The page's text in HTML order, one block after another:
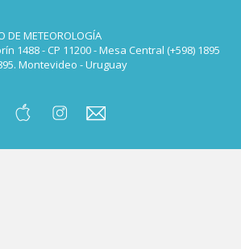
DE METEOROLOGÍA
1488 - CP 11200 - Mesa Central (+598) 1895
Montevideo - Uruguay